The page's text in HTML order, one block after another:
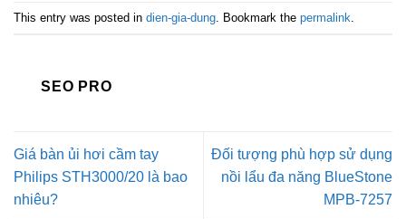
This entry was posted in dien-gia-dung . Bookmark the permalink
SEO PRO
Giá bàn ủi hơi cầm tay
Philips STH3000/20 là bao
nhiêu?
Đối tượng phù hợp sử dụng
nồi lẩu đa năng BlueStone
MPB-7257